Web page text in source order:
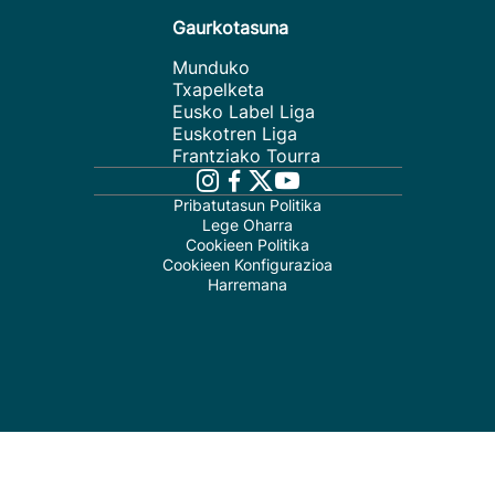
Gaurkotasuna
Munduko
Txapelketa
Eusko Label Liga
Euskotren Liga
Frantziako Tourra
Pribatutasun Politika
Lege Oharra
Cookieen Politika
Cookieen Konfigurazioa
Harremana